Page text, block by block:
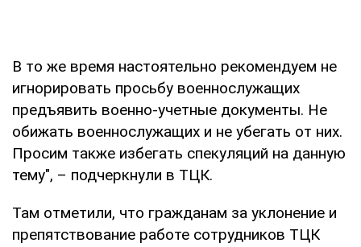
В то же время настоятельно рекомендуем не
игнорировать просьбу военнослужащих
предъявить военно-учетные документы. Не
обижать военнослужащих и не убегать от них.
Просим также избегать спекуляций на данную
тему", – подчеркнули в ТЦК.
Там отметили, что гражданам за уклонение и
препятствование работе сотрудников ТЦК